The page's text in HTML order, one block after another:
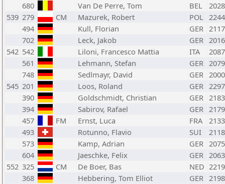
680
Van De Perre, Tom BEL
2028
539 279 CM Mazurek, Robert POL 2244
494
Kull, Florian GER 2117
702
Leck, Jakob GER 2016
542 542 Liloni, Francesco Mattia ITA
2087
561
Lehmann, Stefan GER 2079
748
Sedlmayr, David GER 2000
545 201 Loos, Roland GER 2297
390
Goldschmidt, Christian GER 2183
394
Sabirov, Rafael GER 2179
457
FM Ernst, Luca FRA
2133
493
Rotunno, Flavio SUI
2118
573
Kamp, Adrian GER 2075
604
Jaeschke, Felix GER 2063
552 325 CM De Boer, Bas NED 2219
368
Hebbering, Tom Elliot GER 2198